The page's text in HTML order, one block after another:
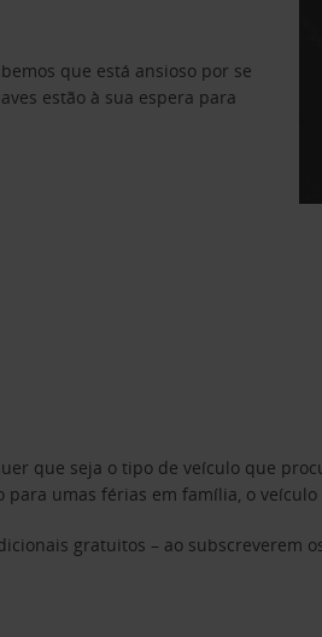
que está ansioso por se
estão à sua espera para
que seja o tipo de veículo que
umas férias em família, o
gratuitos – ao subscreverem